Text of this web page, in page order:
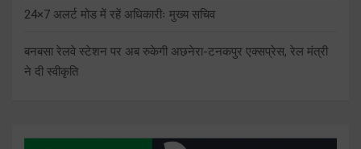
24×7 अलर्ट मोड में रहें अधिकारीः मुख्य सचिव
बनबसा रेलवे स्टेशन पर अब रुकेगी अछनेरा-टनकपुर एक्सप्रेस, रेल मंत्री
ने दी स्वीकृति